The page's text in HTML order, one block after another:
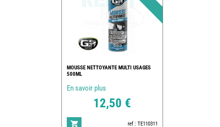
MOUSSE NETTOYANTE MULTI USAGES
500ML
En savoir plus
12,50 €
ref : TE110311